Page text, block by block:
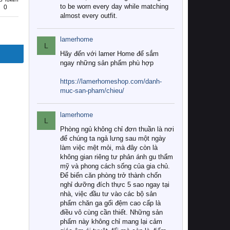
0
to be worn every day while matching
almost every outfit.
L
lamerhome
Hãy đến với lamer Home để sắm
ngay những sản phẩm phù hợp
https://lamerhomeshop.com/danh-
muc-san-pham/chieu/
L
lamerhome
Phòng ngủ không chỉ đơn thuần là nơi
để chúng ta ngả lưng sau một ngày
làm việc mệt mỏi, mà đây còn là
không gian riêng tư phản ánh gu thẩm
mỹ và phong cách sống của gia chủ.
Để biến căn phòng trở thành chốn
nghỉ dưỡng đích thực 5 sao ngay tại
nhà, việc đầu tư vào các bộ sản
phẩm chăn ga gối đệm cao cấp là
điều vô cùng cần thiết. Những sản
phẩm này không chỉ mang lại cảm